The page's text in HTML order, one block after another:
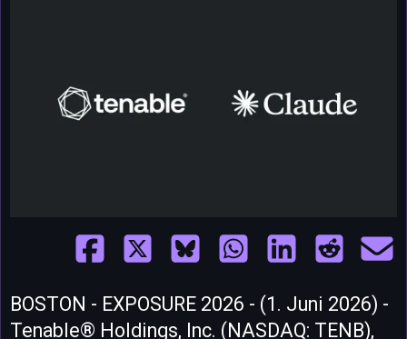
BOSTON - EXPOSURE 2026 - (1. Juni 2026) -
Tenable® Holdings, Inc. (NASDAQ: TENB),